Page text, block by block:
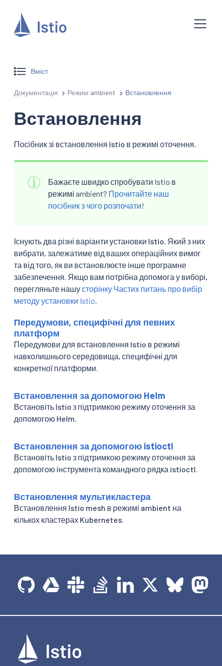
Вміст
Документація Режим ambient Встановлення
Встановлення
Посібник зі встановлення Istio в режимі оточення.
Бажаєте швидко спробувати Istio в
режимі ambient? Прочитайте наш
посібник з чого розпочати!
Існують два різні варіанти установки Istio. Який з них
вибрати, залежатиме від ваших операційних вимог
та від того, як ви встановлюєте інше програмне
забезпечення. Якщо вам потрібна допомога у виборі,
перегляньте нашусторінку Частих питань про вибір
методу установки Istio
Передумови, специфічні для певних
платформ
Передумови для встановлення Istio в режимі
навколишнього середовища, специфічні для
конкретної платформи.
Встановлення за допомогою Helm
Встановіть Istio з підтримкою режиму оточення за
допомогою Helm.
Встановлення за допомогою istioctl
Встановіть Istio з підтримкою режиму оточення за
допомогою інструмента командного рядка istioctl.
Встановлення мультикластера
Встановлення Istio mesh в режимі ambient на
кількох кластерах Kubernetes.